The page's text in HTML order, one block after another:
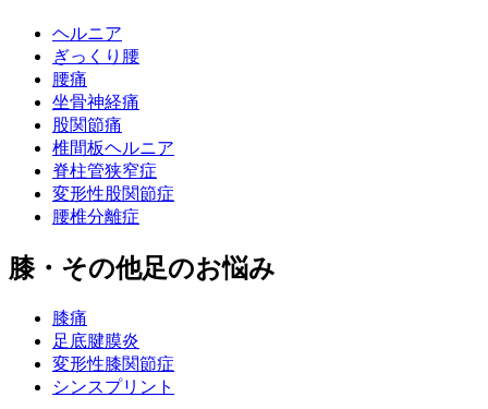
ヘルニア
ぎっくり腰
腰痛
坐骨神経痛
股関節痛
椎間板ヘルニア
脊柱管狭窄症
変形性股関節症
腰椎分離症
膝・その他足のお悩み
膝痛
足底腱膜炎
変形性膝関節症
シンスプリント